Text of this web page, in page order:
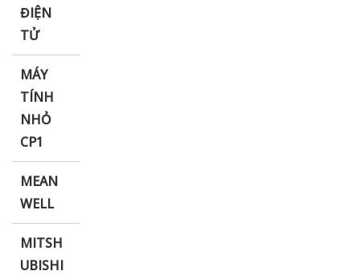
ĐIỆN
TỬ
MÁY
TÍNH
NHỎ
CP1
MEAN
WELL
MITSH
UBISHI